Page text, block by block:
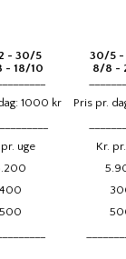
- 30/5
- 18/10
30/5
8/8 -
1000 kr
pr. uge
Pris pr.
Kr.
400
500